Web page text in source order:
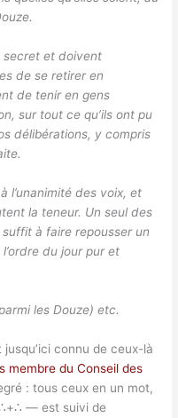
secret et doivent
de se retirer en
de tenir en gens
sur tout ce qu’ils ont pu
délibérations, y compris
l’unanimité des voix, et
la teneur. Un seul des
à faire repousser un
du jour pur et
les Douze) etc.
connu de ceux-là
membre du Conseil des
: tous ceux en un mot,
— est suivi de